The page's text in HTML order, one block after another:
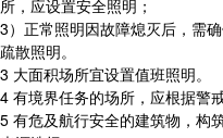
所，应设置安全照明；
3）正常照明因故障熄灭后，需
疏散照明。
3 大面积场所宜设置值班照明。
4 有境界任务的场所，应根据警
5 有危及航行安全的建筑物，构